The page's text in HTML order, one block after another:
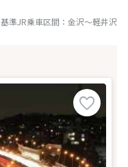
基準JR乗車区間： 金沢～軽井沢